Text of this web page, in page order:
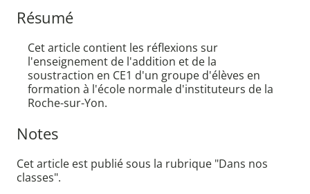
Résumé
Cet article contient les réflexions sur
l'enseignement de l'addition et de la
soustraction en CE1 d'un groupe d'élèves en
formation à l'école normale d'instituteurs de la
Roche-sur-Yon.
Notes
Cet article est publié sous la rubrique "Dans nos
classes".